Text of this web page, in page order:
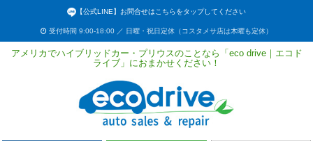
【公式LINE】お問合せはこちらをタップしてください
受付時間 9:00-18:00 ／ 日曜・祝日定休（コスタメサ店は木曜も定休）
アメリカでハイブリッドカー・プリウスのことなら「eco drive｜エコド
ライブ」におまかせください！